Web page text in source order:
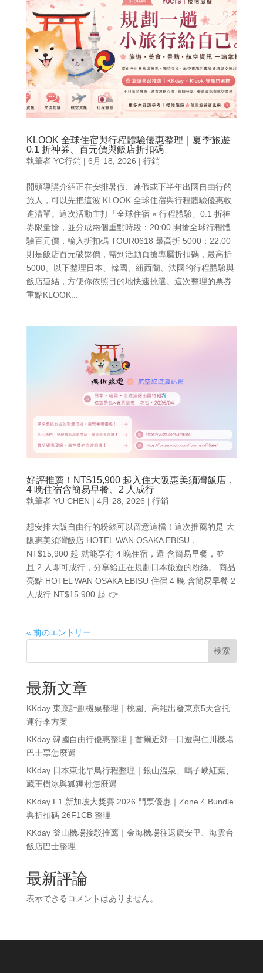
KLOOK 全球住宿與行程體驗優惠整理｜夏季旅遊
0.1 折神券、百元價與飯店折扣碼
執筆者 YC行銷| 6月 18, 2026 | 行銷
開頭導購介紹正在安排暑假、連假或下半年出國自由行的
旅人，可以先把這波 KLOOK 全球住宿與行程體驗優惠收
進清單。這次活動主打「全球住宿 × 行程體驗」0.1 折神
券限量搶，並分成兩個重點時段：20:00 開搶全球行程體
驗百元價，輸入折扣碼 TOUR0618 最高折 5000；22:00
則是飯店百元破盤價，需到活動頁搶專屬折扣碼，最高折
5000。以下整理日本、韓國、紐西蘭、法國的行程體驗與
飯店連結，方便你依照目的地快速挑選。這次整理的票券
重點KLOOK...
好評推薦！NT$15,900 起入住大阪惠美須灣飯店，
4 晚住宿含簡易早餐、2 人成行
執筆者 YU CHEN | 4月 28, 2026 | 行銷
想安排大阪自由行的粉絲可以留意這檔！這次推薦的是 大
阪惠美須灣飯店 HOTEL WAN OSAKA EBISU，
NT$15,900 起 就能享有 4 晚住宿，還 含簡易早餐，並
且 2 人即可成行，分享給正在規劃日本旅遊的粉絲。 商品
亮點 HOTEL WAN OSAKA EBISU 住宿 4 晚 含簡易早餐 2
人成行 NT$15,900 起 👉...
« 前のエントリー
検索
最新文章
KKday 東京計劃機票整理｜桃園、高雄出發東京5天含托
運行李方案
KKday 韓國自由行優惠整理｜首爾近郊一日遊與仁川機場
巴士票怎麼選
KKday 日本東北早鳥行程整理｜銀山溫泉、鳴子峽紅葉、
藏王樹冰與狐狸村怎麼選
KKday F1 新加坡大獎賽 2026 門票優惠｜Zone 4 Bundle
與折扣碼 26F1CB 整理
KKday 釜山機場接駁推薦｜金海機場往返廣安里、海雲台
飯店巴士整理
最新評論
表示できるコメントはありません。